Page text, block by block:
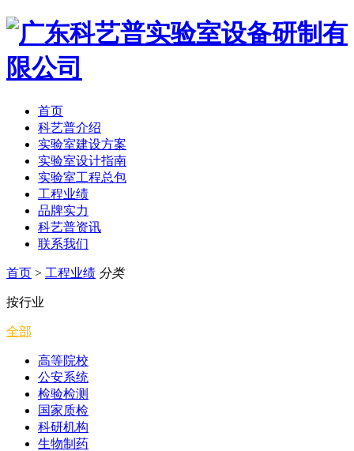
首页
科艺普介绍
实验室建设方案
实验室设计指南
实验室工程总包
工程业绩
品牌实力
科艺普资讯
联系我们
首页 > 工程业绩 分类
按行业
全部
高等院校
公安系统
检验检测
国家质检
科研机构
生物制药